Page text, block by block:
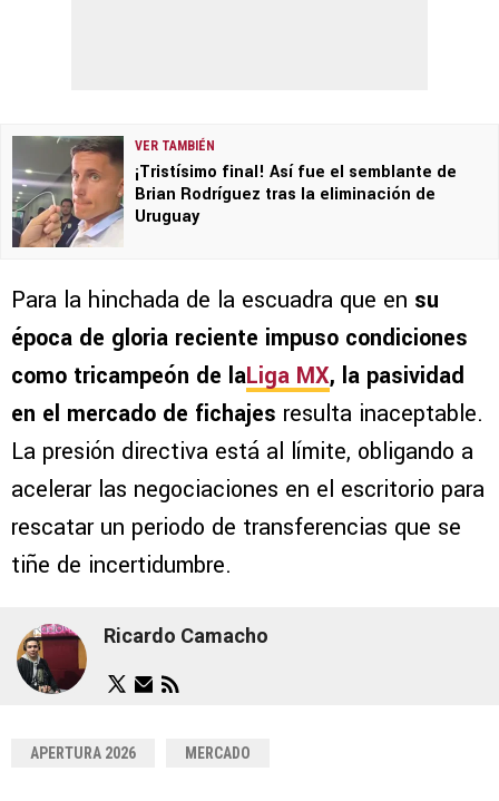
VER TAMBIÉN
¡Tristísimo final! Así fue el semblante de
Brian Rodríguez tras la eliminación de
Uruguay
Para la hinchada de la escuadra que en su
época de gloria reciente impuso condiciones
como tricampeón de laLiga MX, la pasividad
en el mercado de fichajes resulta inaceptable.
La presión directiva está al límite, obligando a
acelerar las negociaciones en el escritorio para
rescatar un periodo de transferencias que se
tiñe de incertidumbre.
Ricardo Camacho
APERTURA 2026 MERCADO